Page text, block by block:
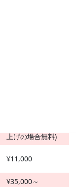
上げの場合無料)
¥11,000
¥35,000～